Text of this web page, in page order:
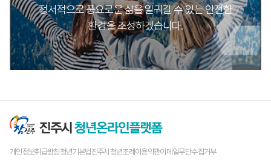
정서적으로 풍요로운 삶을 일궈갈 수 있는 안전한
환경을 조성하겠습니다.
개인정보취급방침청년기본법진주시청년조례 이용약관이메일무단수집거부